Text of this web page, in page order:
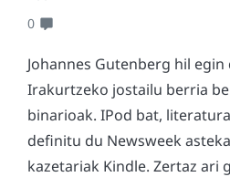
0
Johannes Gutenberg hil egin
Irakurtzeko jostailu berria
binarioak. IPod bat,
definitu du Newsweek
kazetariak Kindle. Zertaz ari